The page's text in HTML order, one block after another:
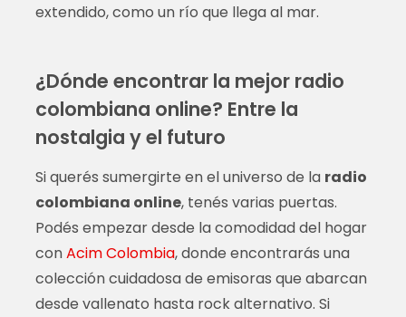
extendido, como un río que llega al mar.
¿Dónde encontrar la mejor radio
colombiana online? Entre la
nostalgia y el futuro
Si querés sumergirte en el universo de la radio
colombiana online, tenés varias puertas.
Podés empezar desde la comodidad del hogar
conAcim Colombia, donde encontrarás una
colección cuidadosa de emisoras que abarcan
desde vallenato hasta rock alternativo. Si